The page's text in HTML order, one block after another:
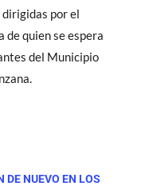
por el
quien se espera
del Municipio
DE NUEVO EN LOS